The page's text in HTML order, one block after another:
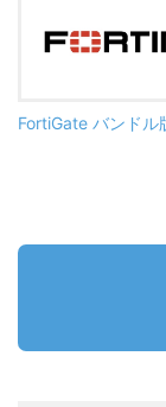
FortiGate バンドル